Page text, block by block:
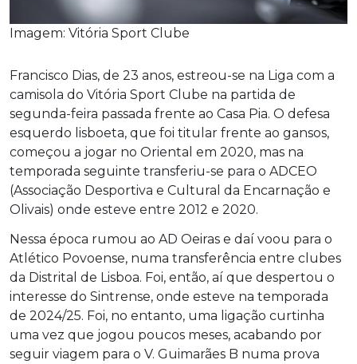
Imagem: Vitória Sport Clube
Francisco Dias, de 23 anos, estreou-se na Liga com a
camisola do Vitória Sport Clube na partida de
segunda-feira passada frente ao Casa Pia. O defesa
esquerdo lisboeta, que foi titular frente ao gansos,
começou a jogar no Oriental em 2020, mas na
temporada seguinte transferiu-se para o ADCEO
(Associação Desportiva e Cultural da Encarnação e
Olivais) onde esteve entre 2012 e 2020.
Nessa época rumou ao AD Oeiras e daí voou para o
Atlético Povoense, numa transferência entre clubes
da Distrital de Lisboa. Foi, então, aí que despertou o
interesse do Sintrense, onde esteve na temporada
de 2024/25. Foi, no entanto, uma ligação curtinha
uma vez que jogou poucos meses, acabando por
seguir viagem para o V. Guimarães B numa prova